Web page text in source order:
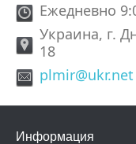
Ежедневно
Украина, г.
18
plmir@ukr.net
Информация